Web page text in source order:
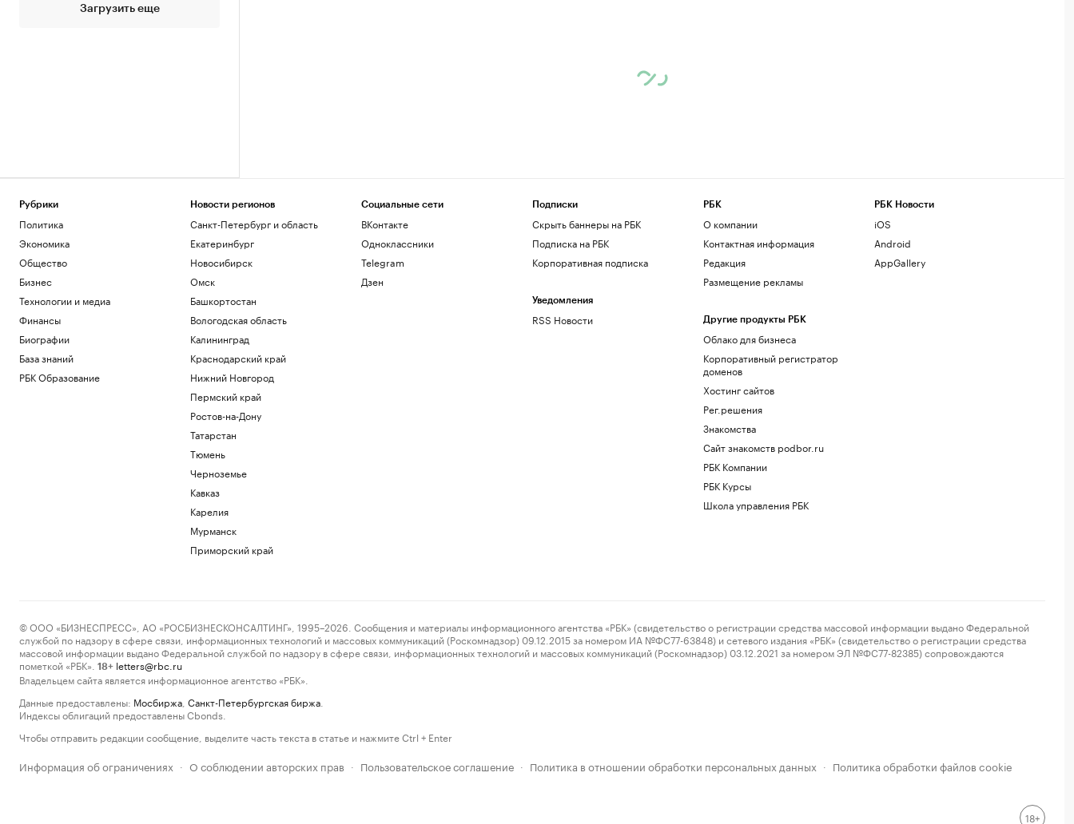
Загрузить еще
Рубрики
Политика
Экономика
Общество
Бизнес
Технологии и медиа
Финансы
Биографии
База знаний
РБК Образование
Новости регионов
Санкт-Петербург и область
Екатеринбург
Новосибирск
Омск
Башкортостан
Вологодская область
Калининград
Краснодарский край
Нижний Новгород
Пермский край
Ростов-на-Дону
Татарстан
Тюмень
Черноземье
Кавказ
Карелия
Мурманск
Приморский край
Социальные сети
ВКонтакте
Одноклассники
Telegram
Дзен
Подписки
Скрыть баннеры на РБК
Подписка на РБК
Корпоративная подписка
Уведомления
RSS Новости
РБК
О компании
Контактная информация
Редакция
Размещение рекламы
Другие продукты РБК
Облако для бизнеса
Корпоративный регистратор
доменов
Хостинг сайтов
Рег.решения
Знакомства
Сайт знакомств podbor.ru
РБК Компании
РБК Курсы
Школа управления РБК
РБК Новости
iOS
Android
AppGallery
© ООО «БИЗНЕСПРЕСС», АО «РОСБИЗНЕСКОНСАЛТИНГ», 1995–2026. Сообщения и материалы информационного агентства «РБК» (свидетельство о регистрации средства массовой информации выдано Федеральной
службой по надзору в сфере связи, информационных технологий и массовых коммуникаций (Роскомнадзор) 09.12.2015 за номером ИА №ФС77-63848) и сетевого издания «РБК» (свидетельство о регистрации средства
массовой информации выдано Федеральной службой по надзору в сфере связи, информационных технологий и массовых коммуникаций (Роскомнадзор) 03.12.2021 за номером ЭЛ №ФС77-82385) сопровождаются
пометкой «РБК».
18+ letters@rbc.ru
Владельцем сайта является информационное агентство «РБК».
Данные предоставлены: Мосбиржа Санкт-Петербургская биржа
Индексы облигаций предоставлены Cbonds.
Чтобы отправить редакции сообщение, выделите часть текста в статье и нажмите Ctrl + Enter
Информация об ограничениях · О соблюдении авторских прав · Пользовательское соглашение · Политика в отношении обработки персональных данных · Политика обработки файлов cookie
18+